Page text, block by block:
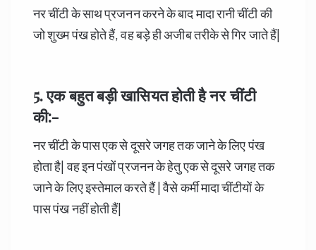
नर चींटी के साथ प्रजनन करने के बाद मादा रानी चींटी की
जो शुख्म पंख होते हैं, वह बड़े ही अजीब तरीके से गिर जाते हैं|
5. एक बहुत बड़ी खासियत होती है नर चींटी
की:-
नर चींटी के पास एक से दूसरे जगह तक जाने के लिए पंख
होता है| वह इन पंखों प्रजनन के हेतु एक से दूसरे जगह तक
जाने के लिए इस्तेमाल करते हैं | वैसे कर्मी मादा चींटीयों के
पास पंख नहीं होती हैं|